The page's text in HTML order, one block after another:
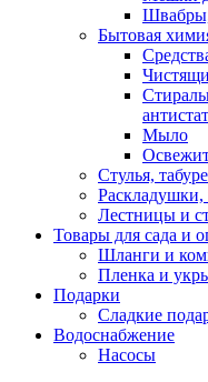
Бытовая
Мыло
Стулья,
Раскладушки,
Лестницы и
Товары для сада и
Шланги и
Пленка и
Подарки
Cладкие
Водоснабжение
Насосы